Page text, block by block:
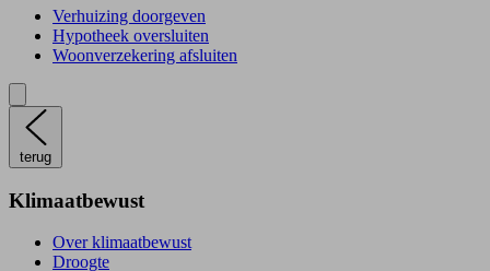
Verhuizing doorgeven
Hypotheek oversluiten
Woonverzekering afsluiten
terug
Klimaatbewust
Over klimaatbewust
Droogte